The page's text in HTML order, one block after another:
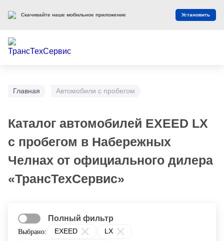
Главная Автомобили с пробегом
Каталог автомобилей EXEED LX
с пробегом в Набережных
Челнах от официального дилера
«ТрансТехСервис»
Выбрано: EXEED
LX
Полный фильтр
Скачивайте наше мобильное приложение Установить